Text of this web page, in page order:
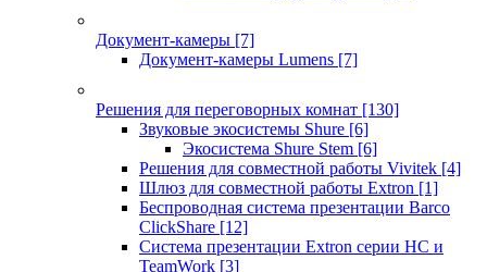
Документ-камеры [7]
Документ-камеры Lumens [7]
Решения для переговорных комнат [130]
Звуковые экосистемы Shure [6]
Экосистема Shure Stem [6]
Решения для совместной работы Vivitek [4]
Шлюз для совместной работы Extron [1]
Беспроводная система презентации Barco
ClickShare [12]
Система презентации Extron серии HC и
TeamWork [3]